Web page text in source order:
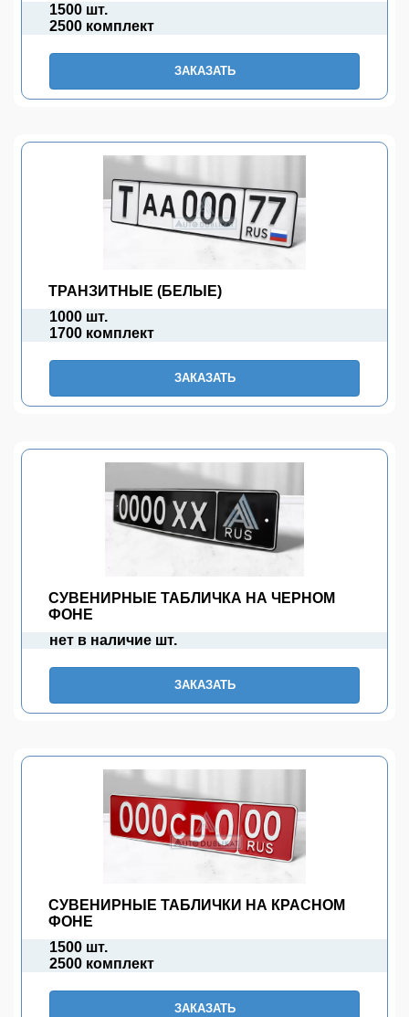
1500 шт.
2500 комплект
ЗАКАЗАТЬ
ТРАНЗИТНЫЕ (БЕЛЫЕ)
1000 шт.
1700 комплект
ЗАКАЗАТЬ
СУВЕНИРНЫЕ ТАБЛИЧКА НА ЧЕРНОМ
ФОНЕ
нет в наличие шт.
ЗАКАЗАТЬ
СУВЕНИРНЫЕ ТАБЛИЧКИ НА КРАСНОМ
ФОНЕ
1500 шт.
2500 комплект
ЗАКАЗАТЬ